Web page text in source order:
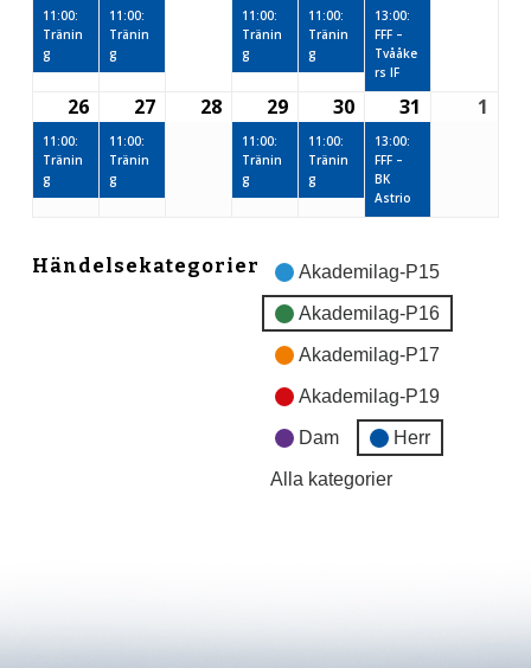
januari,
2026
event)
11:00:
Tränin
g
11:00:
Tränin
g
januari,
2026
januari,
2026
event)
11:00:
Tränin
g
januari,
2026
event)
11:00:
Tränin
g
13:00:
FFF –
Tvååke
rs IF
2626
januari,
2026
(1
event)
11:00:
Tränin
g
2727
(1
11:00:
Tränin
g
2828
januari,
2026
2929
januari,
2026
(1
event)
11:00:
Tränin
g
3030
januari,
2026
(1
event)
11:00:
Tränin
g
31
13:00:
FFF –
BK
Astrio
1
Händelsekategorier Akademilag-P15
Akademilag-P16
Akademilag-P17
Akademilag-P19
Dam Herr
Alla kategorier